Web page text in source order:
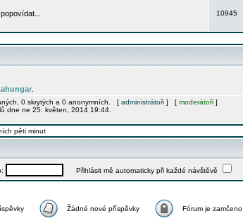
10945
0 skrytých a 0 anonymních. [ administrátoři ] [ moderátoři ]
dne ne 25. květen, 2014 19:44.
pěti minut
Přihlásit mě automaticky při každé návštěvě
Žádné nové příspěvky Fórum je zamčeno